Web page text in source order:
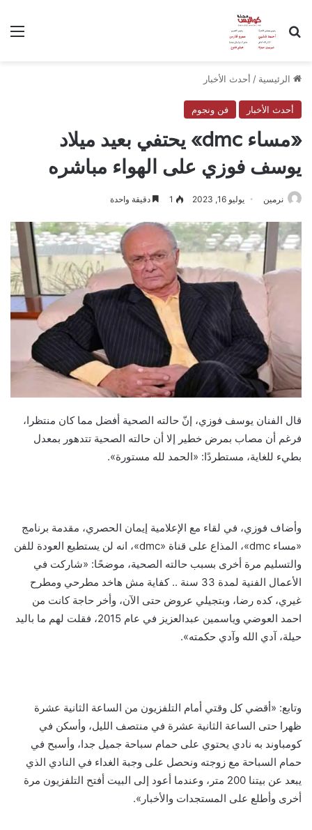
بحث عن
الرئيسية / أحدث الأخبار
أحدث الأخبار فن ونجوم
«مساء dmc» يحتفي بعيد ميلاد
يوسف فوزي على الهواء مباشره
نرمين يوليو 16, 2023 1 دقيقة واحدة
قال الفنان يوسف فوزي، إنّ حالته الصحية أفضل مما كان منتظرا،
فرغم أن مصاب بمرض خطير إلا أن حالته الصحية تتدهور بمعدل
بطيء للغاية، مستطردًا: «الحمد لله مستورة».
وأضاف فوزي، في لقاء مع الإعلامية إيمان الحصري، مقدمة برنامج
«مساء dmc»، المذاع على قناة «dmc»، انه لن يستطيع العودة للفن
والتسليم مرة أخرى بسبب حالته الصحية، موضحًا: «شاركت في
الأعمال الفنية لمدة 33 سنة .. كفاية مش هاخد مطرحي ومطرح
غيري، كده رضا، وبتجيلي عروض حتى الآن، وأخر حاجة كانت من
احمد العوضي وياسمين عبدالعزيز في عام 2015، فقلت لهم ما باليد
حيلة، آدي الله وآدي حكمته».
وتابع: «أقضي كل وقتي أمام التلفزيون من الساعة الثانية عشرة
ظهرا حتى الساعة الثانية عشرة في منتصف الليل، وأسكن في
كومباوند به نادي يحتوي على حمام سباحة جميل جدا، وأسبح في
حمام السباحة مع زوجته ونحصل على وجبة الغداء في النادي الذي
يبعد عن بيتنا 200 متر، وعندما أعود إلى البيت أفتح التلفزيون مرة
أخرى وأطلع على المستجدات والأخبار».